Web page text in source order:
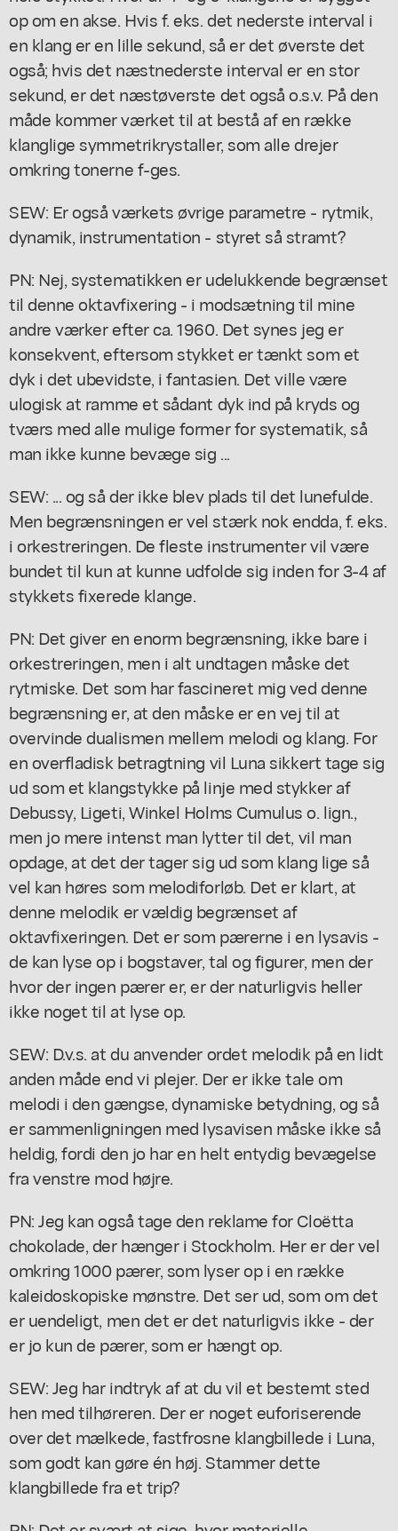
op om en akse. Hvis f. eks. det nederste interval i
en klang er en lille sekund, så er det øverste det
også; hvis det næstnederste interval er en stor
sekund, er det næstøverste det også o.s.v. På den
måde kommer værket til at bestå af en række
klanglige symmetrikrystaller, som alle drejer
omkring tonerne f-ges.
SEW: Er også værkets øvrige parametre - rytmik,
dynamik, instrumentation - styret så stramt?
PN: Nej, systematikken er udelukkende begrænset
til denne oktavfixering - i modsætning til mine
andre værker efter ca. 1960. Det synes jeg er
konsekvent, eftersom stykket er tænkt som et
dyk i det ubevidste, i fantasien. Det ville være
ulogisk at ramme et sådant dyk ind på kryds og
tværs med alle mulige former for systematik, så
man ikke kunne bevæge sig ...
SEW: ... og så der ikke blev plads til det lunefulde.
Men begrænsningen er vel stærk nok endda, f. eks.
i orkestreringen. De fleste instrumenter vil være
bundet til kun at kunne udfolde sig inden for 3-4 af
stykkets fixerede klange.
PN: Det giver en enorm begrænsning, ikke bare i
orkestreringen, men i alt undtagen måske det
rytmiske. Det som har fascineret mig ved denne
begrænsning er, at den måske er en vej til at
overvinde dualismen mellem melodi og klang. For
en overfladisk betragtning vil Luna sikkert tage sig
ud som et klangstykke på linje med stykker af
Debussy, Ligeti, Winkel Holms Cumulus o. lign.,
men jo mere intenst man lytter til det, vil man
opdage, at det der tager sig ud som klang lige så
vel kan høres som melodiforløb. Det er klart, at
denne melodik er vældig begrænset af
oktavfixeringen. Det er som pærerne i en lysavis -
de kan lyse op i bogstaver, tal og figurer, men der
hvor der ingen pærer er, er der naturligvis heller
ikke noget til at lyse op.
SEW: D.v.s. at du anvender ordet melodik på en lidt
anden måde end vi plejer. Der er ikke tale om
melodi i den gængse, dynamiske betydning, og så
er sammenligningen med lysavisen måske ikke så
heldig, fordi den jo har en helt entydig bevægelse
fra venstre mod højre.
PN: Jeg kan også tage den reklame for Cloëtta
chokolade, der hænger i Stockholm. Her er der vel
omkring 1000 pærer, som lyser op i en række
kaleidoskopiske mønstre. Det ser ud, som om det
er uendeligt, men det er det naturligvis ikke - der
er jo kun de pærer, som er hængt op.
SEW: Jeg har indtryk af at du vil et bestemt sted
hen med tilhøreren. Der er noget euforiserende
over det mælkede, fastfrosne klangbillede i Luna,
som godt kan gøre én høj. Stammer dette
klangbillede fra et trip?